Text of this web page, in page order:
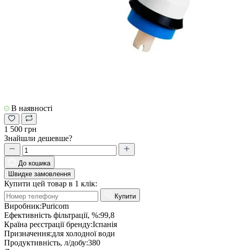
В наявності
1 500 грн
Знайшли дешевше?
До кошика
Швидке замовлення
Купити цей товар в 1 клік:
Купити
Виробник:Puricom
Ефективність фільтрації, %:99,8
Країна реєстрації бренду:Іспанія
Призначення:для холодної води
Продуктивність, л/добу:380